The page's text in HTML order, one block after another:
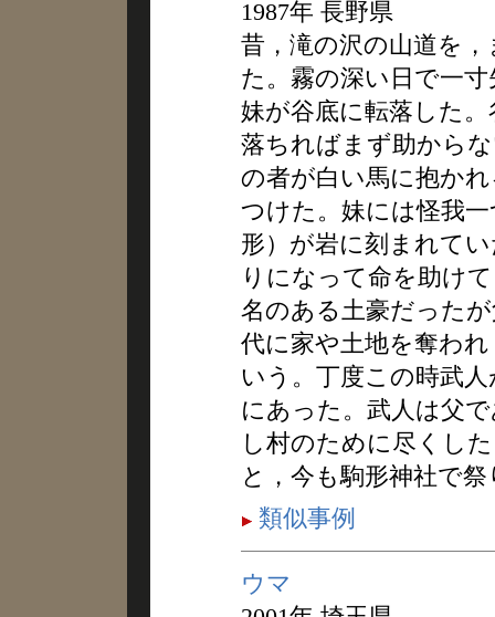
1987年 長野県
昔，滝の沢の山道を
た。霧の深い日で一
妹が谷底に転落した
落ちればまず助から
の者が白い馬に抱か
つけた。妹には怪我
形）が岩に刻まれて
りになって命を助け
名のある土豪だった
代に家や土地を奪わ
いう。丁度この時武
にあった。武人は父
し村のために尽くし
と，今も駒形神社で
類似事例
ウマ